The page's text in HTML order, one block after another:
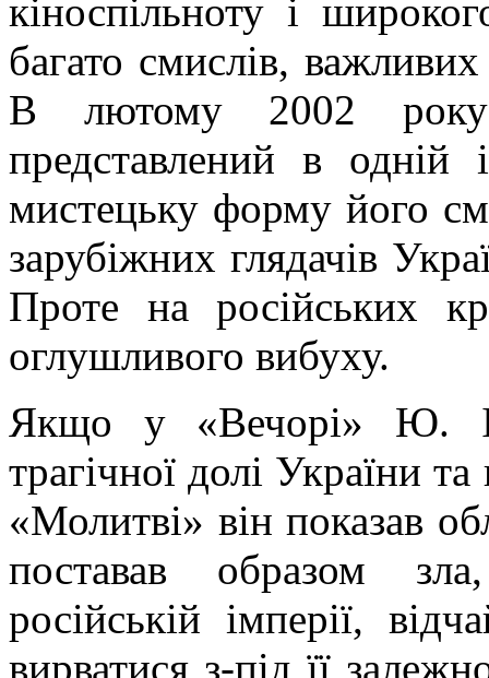
кіноспільноту і
багато смислів,
В лютому 2002
представлений в одній
мистецьку форму його
зарубіжних глядачів
Проте на російських
оглушливого вибуху.
Якщо у «Вечорі» Ю.
трагічної долі України
«Молитві» він показав
поставав образом
російській імперії,
вирватися з-під її